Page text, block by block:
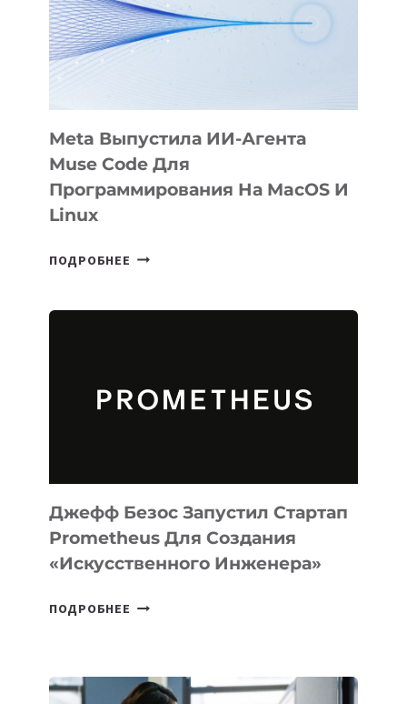
НА
SIGGRAPH
Meta Выпустила ИИ-Агента
Muse Code Для
Программирования На MacOS И
Linux
ПОДРОБНЕЕ META
ДЛЯ
ПРОГРАММИРОВАНИЯ
И
LINUX
Джефф Безос Запустил Стартап
Prometheus Для Создания
«искусственного Инженера»
ПОДРОБНЕЕ ДЖЕФФ
PROMETHEUS